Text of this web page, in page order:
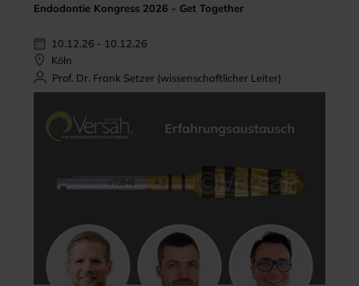
Endodontie Kongress 2026 - Get Together
10.12.26 - 10.12.26
Köln
Prof. Dr. Frank Setzer (wissenschaftlicher Leiter)